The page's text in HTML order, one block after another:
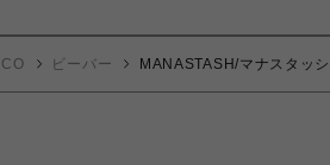
ビーバー MANASTASH/マナスタッ